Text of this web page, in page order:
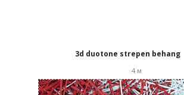
3d duotone strepen behang
4м